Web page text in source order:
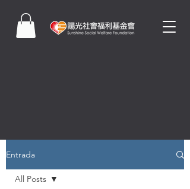
Entrada
All Posts